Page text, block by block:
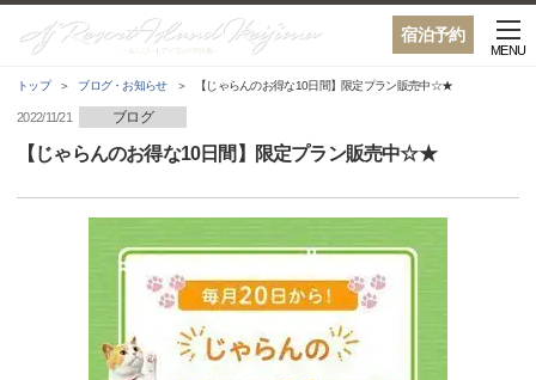
宿泊予約
MENU
トップ ブログ・お知らせ 【じゃらんのお得な10日間】限定プラン販売中☆★
2022/11/21 ブログ
【じゃらんのお得な10日間】限定プラン販売中☆★